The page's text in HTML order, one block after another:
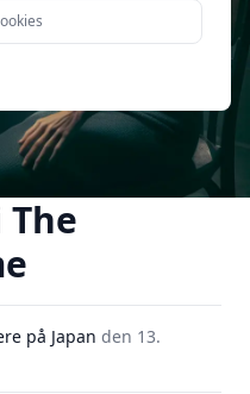
på Japan den 13.